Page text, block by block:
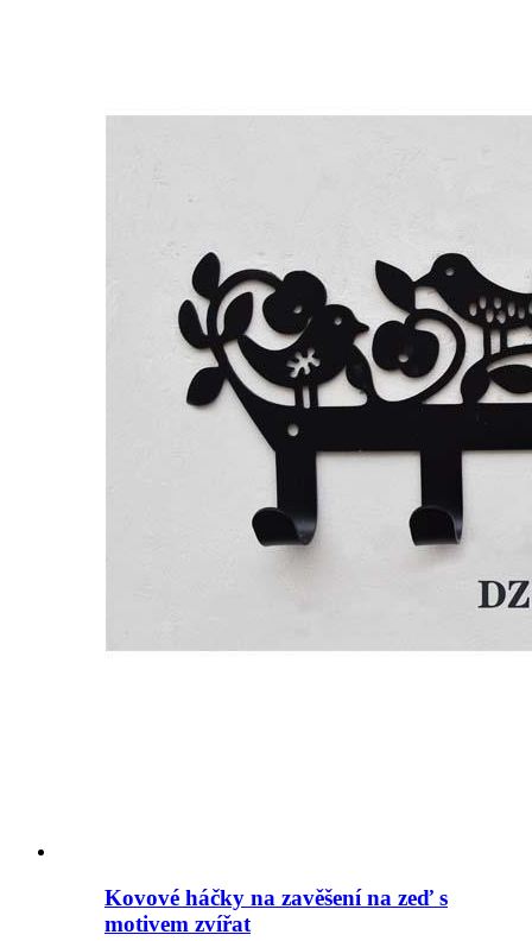
Kovové háčky na zavěšení na zeď s
motivem zvířat